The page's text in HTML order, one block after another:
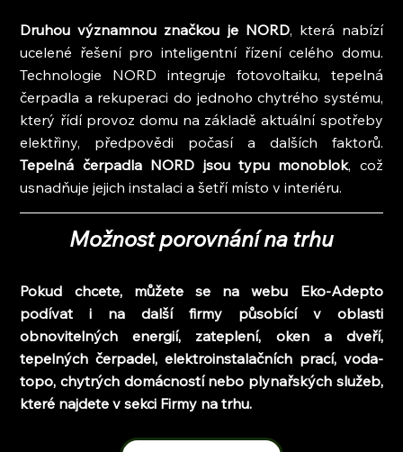
Druhou významnou značkou je NORD, která nabízí
ucelené řešení pro inteligentní řízení celého domu.
Technologie NORD integruje fotovoltaiku, tepelná
čerpadla a rekuperaci do jednoho chytrého systému,
který řídí provoz domu na základě aktuální spotřeby
Tepelná čerpadla NORD jsou typu monoblok, což
usnadňuje jejich instalaci a šetří místo v interiéru.
Možnost porovnání na trhu
Pokud chcete, můžete se na webu Eko-Adepto
podívat i na další firmy působící v oblasti
obnovitelných energií, zateplení, oken a dveří,
tepelných čerpadel, elektroinstalačních prací, voda-
topo, chytrých domácností nebo plynařských služeb,
které najdete v sekci Firmy na trhu.